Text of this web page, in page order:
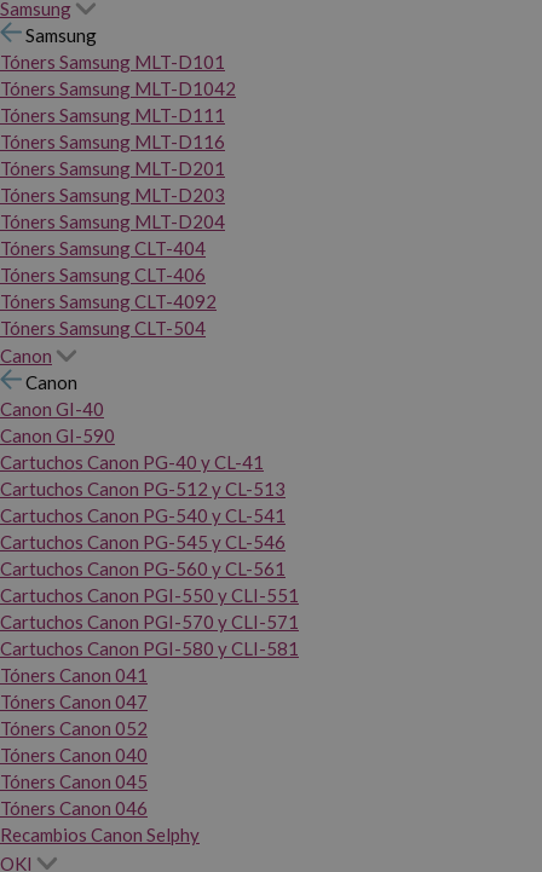
Samsung
Samsung
Tóners Samsung MLT-D101
Tóners Samsung MLT-D1042
Tóners Samsung MLT-D111
Tóners Samsung MLT-D116
Tóners Samsung MLT-D201
Tóners Samsung MLT-D203
Tóners Samsung MLT-D204
Tóners Samsung CLT-404
Tóners Samsung CLT-406
Tóners Samsung CLT-4092
Tóners Samsung CLT-504
Canon
Canon
Canon GI-40
Canon GI-590
Cartuchos Canon PG-40 y CL-41
Cartuchos Canon PG-512 y CL-513
Cartuchos Canon PG-540 y CL-541
Cartuchos Canon PG-545 y CL-546
Cartuchos Canon PG-560 y CL-561
Cartuchos Canon PGI-550 y CLI-551
Cartuchos Canon PGI-570 y CLI-571
Cartuchos Canon PGI-580 y CLI-581
Tóners Canon 041
Tóners Canon 047
Tóners Canon 052
Tóners Canon 040
Tóners Canon 045
Tóners Canon 046
Recambios Canon Selphy
OKI